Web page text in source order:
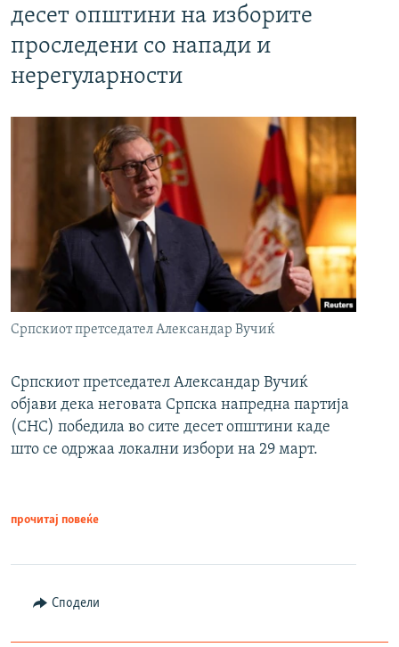
десет општини на изборите
проследени со напади и
нерегуларности
Српскиот претседател Александар Вучиќ
Српскиот претседател Александар Вучиќ
објави дека неговата Српска напредна партија
(СНС) победила во сите десет општини каде
што се одржаа локални избори на 29 март.
прочитај повеќе
Сподели